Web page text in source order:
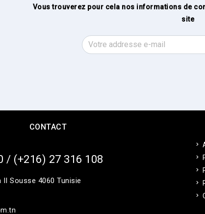
Vous trouverez pour cela nos informations de
site
CONTACT
/ (+216) 27 316 108
II Sousse 4060 Tunisie